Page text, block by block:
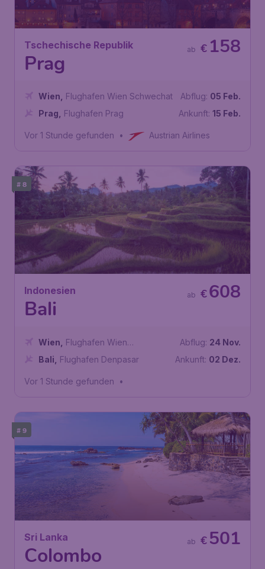
Tschechische Republik
Prag
€ 158
ab
Wien
Flughafen Wien Schwechat
Prag
Flughafen Prag
Abflug: 05 Feb.
Ankunft: 15 Feb.
Vor 1 Stunde gefunden • Austrian Airlines
# 8
Indonesien
Bali
€608
ab
Wien
Flughafen Wien
Schwechat
Bali Flughafen Denpasar
Abflug: 24 Nov.
Ankunft: 02 Dez.
Vor 1 Stunde gefunden •
# 9
Sri Lanka
Colombo
€ 501
ab